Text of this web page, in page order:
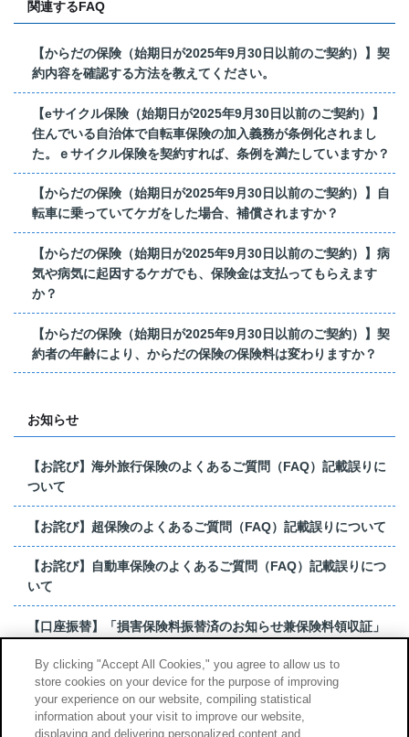
関連するFAQ
【からだの保険（始期日が2025年9月30日以前のご契約）】契
約内容を確認する方法を教えてください。
【eサイクル保険（始期日が2025年9月30日以前のご契約）】
住んでいる自治体で自転車保険の加入義務が条例化されまし
た。ｅサイクル保険を契約すれば、条例を満たしていますか？
【からだの保険（始期日が2025年9月30日以前のご契約）】自
転車に乗っていてケガをした場合、補償されますか？
【からだの保険（始期日が2025年9月30日以前のご契約）】病
気や病気に起因するケガでも、保険金は支払ってもらえます
か？
【からだの保険（始期日が2025年9月30日以前のご契約）】契
約者の年齢により、からだの保険の保険料は変わりますか？
お知らせ
【お詫び】海外旅行保険のよくあるご質問（FAQ）記載誤りに
ついて
【お詫び】超保険のよくあるご質問（FAQ）記載誤りについて
【お詫び】自動車保険のよくあるご質問（FAQ）記載誤りにつ
いて
【口座振替】「損害保険料振替済のお知らせ兼保険料領収証」
【お詫び】超保険のよくあるご質問（FAQ）記載誤りについて
もっと見る
By clicking "Accept All Cookies," you agree to allow us to
store cookies on your device for the purpose of improving
your experience on our website, compiling statistical
information about your visit to improve our website,
displaying and delivering personalized content and